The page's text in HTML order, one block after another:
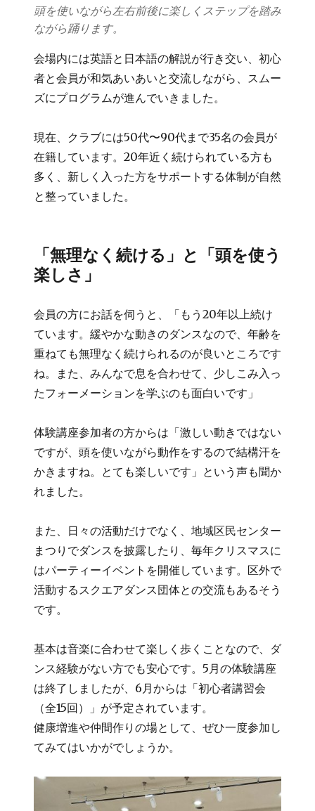
頭を使いながら左右前後に楽しくステップを踏み
ながら踊ります。
会場内には英語と日本語の解説が行き交い、初心
者と会員が和気あいあいと交流しながら、スムー
ズにプログラムが進んでいきました。
現在、クラブには50代〜90代まで35名の会員が
在籍しています。20年近く続けられている方も
多く、新しく入った方をサポートする体制が自然
と整っていました。
「無理なく続ける」と「頭を使う
楽しさ」
会員の方にお話を伺うと、「もう20年以上続け
ています。緩やかな動きのダンスなので、年齢を
重ねても無理なく続けられるのが良いところです
ね。また、みんなで息を合わせて、少しこみ入っ
たフォーメーションを学ぶのも面白いです」
体験講座参加者の方からは「激しい動きではない
ですが、頭を使いながら動作をするので結構汗を
かきますね。とても楽しいです」という声も聞か
れました。
また、日々の活動だけでなく、地域区民センター
まつりでダンスを披露したり、毎年クリスマスに
はパーティーイベントを開催しています。区外で
活動するスクエアダンス団体との交流もあるそう
です。
基本は音楽に合わせて楽しく歩くことなので、ダ
ンス経験がない方でも安心です。5月の体験講座
は終了しましたが、6月からは「初心者講習会
（全15回）」が予定されています。
健康増進や仲間作りの場として、ぜひ一度参加し
てみてはいかがでしょうか。